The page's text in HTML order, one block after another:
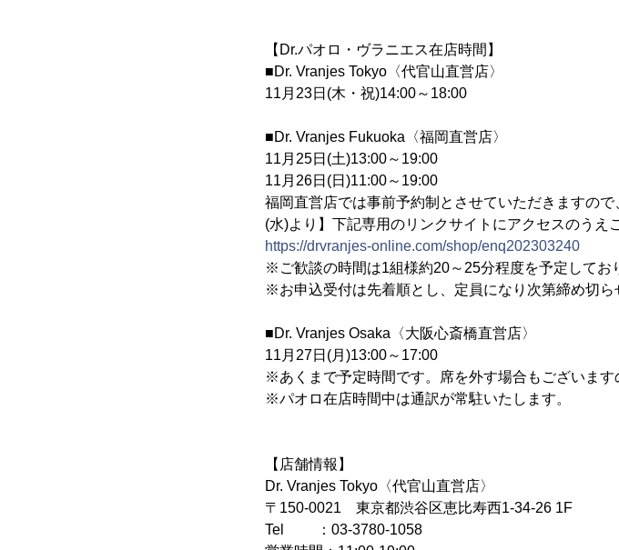
【Dr.パオロ・ヴラニエス在店時間】
■Dr. Vranjes Tokyo〈代官山直営店〉
11月23日(木・祝)14:00～18:00
■Dr. Vranjes Fukuoka〈福岡直営店〉
11月25日(土)13:00～19:00
11月26日(日)11:00～19:00
福岡直営店では事前予約制とさせていただきますの
(水)より】下記専用のリンクサイトにアクセスのうえ
https://drvranjes-online.com/shop/enq202303240
※ご歓談の時間は1組様約20～25分程度を予定してお
※お申込受付は先着順とし、定員になり次第締め切ら
■Dr. Vranjes Osaka〈大阪心斎橋直営店〉
11月27日(月)13:00～17:00
※あくまで予定時間です。席を外す場合もございます
※パオロ在店時間中は通訳が常駐いたします。
【店舗情報】
Dr. Vranjes Tokyo〈代官山直営店〉
〒150-0021 東京都渋谷区恵比寿西1-34-26 1F
Tel ：03-3780-1058